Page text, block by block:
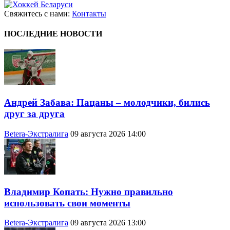
Свяжитесь с нами: Контакты
ПОСЛЕДНИЕ НОВОСТИ
Андрей Забава: Пацаны – молодчики, бились
друг за друга
Betera-Экстралига 09 августа 2026 14:00
Владимир Копать: Нужно правильно
использовать свои моменты
Betera-Экстралига 09 августа 2026 13:00